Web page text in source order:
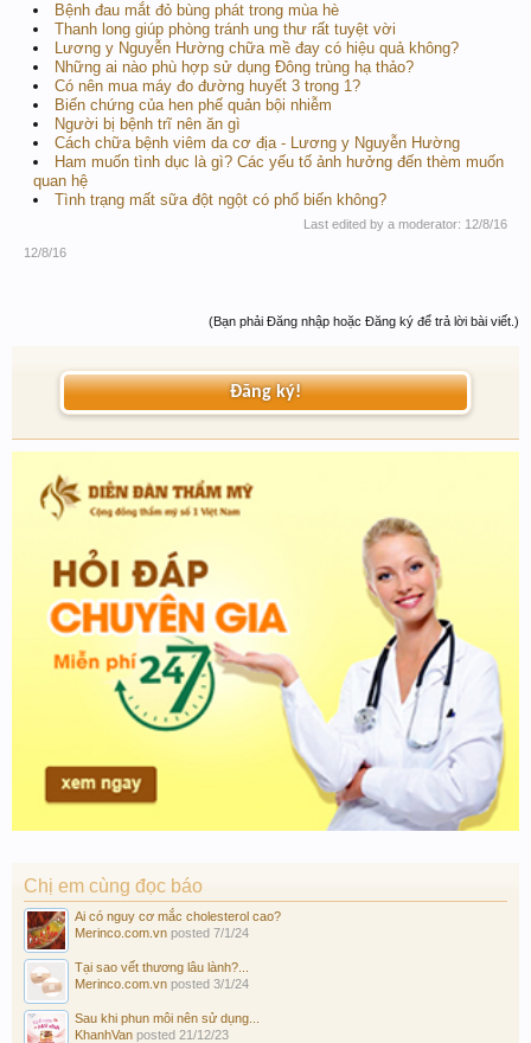
Bệnh đau mắt đỏ bùng phát trong mùa hè
Thanh long giúp phòng tránh ung thư rất tuyệt vời
Lương y Nguyễn Hường chữa mề đay có hiệu quả không?
Những ai nào phù hợp sử dụng Đông trùng hạ thảo?
Có nên mua máy đo đường huyết 3 trong 1?
Biến chứng của hen phế quản bội nhiễm
Người bị bệnh trĩ nên ăn gì
Cách chữa bệnh viêm da cơ địa - Lương y Nguyễn Hường
Ham muốn tình dục là gì? Các yếu tố ảnh hưởng đến thèm muốn
quan hệ
Tình trạng mất sữa đột ngột có phổ biến không?
Last edited by a moderator: 12/8/16
12/8/16
(Bạn phải Đăng nhập hoặc Đăng ký để trả lời bài viết.)
Đăng ký!
Chị em cùng đọc báo
Ai có nguy cơ mắc cholesterol cao?
Merinco.com.vn posted 7/1/24
Tại sao vết thương lâu lành?...
Merinco.com.vn posted 3/1/24
Sau khi phun môi nên sử dụng...
KhanhVan posted 21/12/23